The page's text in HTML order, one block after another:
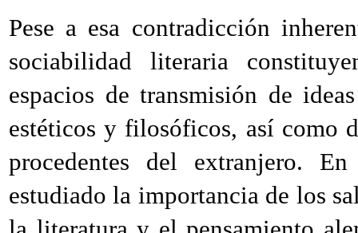
Pese a esa contradicción
sociabilidad literaria
espacios de transmisión de
estéticos y filosóficos, así como
procedentes del extranjero.
estudiado la importancia de los